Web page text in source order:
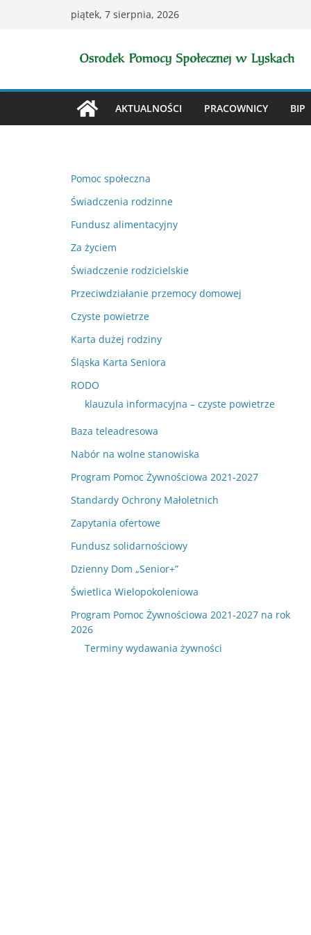
piątek, 7 sierpnia, 2026
AKTUALNOŚCI PRACOWNICY BIP
Pomoc społeczna
Świadczenia rodzinne
Fundusz alimentacyjny
Za życiem
Świadczenie rodzicielskie
Przeciwdziałanie przemocy domowej
Czyste powietrze
Karta dużej rodziny
Śląska Karta Seniora
RODO
klauzula informacyjna – czyste powietrze
Baza teleadresowa
Nabór na wolne stanowiska
Program Pomoc Żywnościowa 2021-2027
Standardy Ochrony Małoletnich
Zapytania ofertowe
Fundusz solidarnościowy
Dzienny Dom „Senior+”
Świetlica Wielopokoleniowa
Program Pomoc Żywnościowa 2021-2027 na rok
2026
Terminy wydawania żywności